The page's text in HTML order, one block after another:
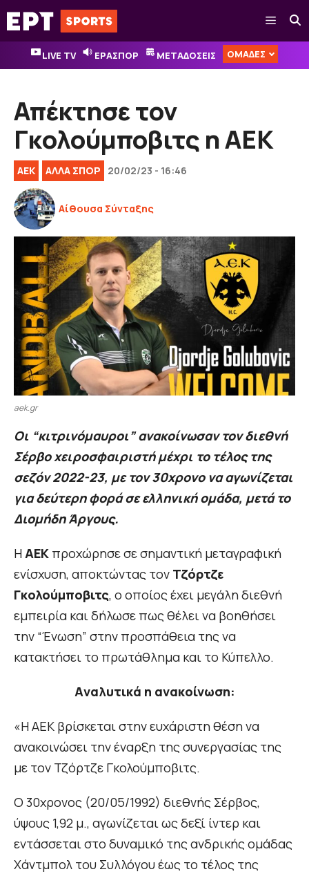
Μετάβαση
σε
περιεχόμενο
Μενού
LIVE TV ΕΡΑΣΠΟΡ ΜΕΤΑΔΟΣΕΙΣ ΟΜΑΔΕΣ
Απέκτησε τον
Γκολούμποβιτς η ΑΕΚ
ΑΕΚ ΑΛΛΑ ΣΠΟΡ 20/02/23 - 16:46
Αίθουσα Σύνταξης
aek.gr
Οι “κιτρινόμαυροι” ανακοίνωσαν τον διεθνή
Σέρβο χειροσφαιριστή μέχρι το τέλος της
σεζόν 2022-23, με τον 30χρονο να αγωνίζεται
για δεύτερη φορά σε ελληνική ομάδα, μετά το
Διομήδη Άργους.
ΗΑΕΚ προχώρησε σε σημαντική μεταγραφική
ενίσχυση, αποκτώντας τον Τζόρτζε
Γκολούμποβιτς, ο οποίος έχει μεγάλη διεθνή
εμπειρία και δήλωσε πως θέλει να βοηθήσει
την “Ένωση” στην προσπάθεια της να
κατακτήσει το πρωτάθλημα και το Κύπελλο.
Aναλυτικά η ανακοίνωση:
«Η ΑΕΚ βρίσκεται στην ευχάριστη θέση να
ανακοινώσει την έναρξη της συνεργασίας της
με τον Τζόρτζε Γκολούμποβιτς.
Ο 30χρονος (20/05/1992) διεθνής Σέρβος,
ύψους 1,92 μ., αγωνίζεται ως δεξί ίντερ και
εντάσσεται στο δυναμικό της ανδρικής ομάδας
Χάντμπολ του Συλλόγου έως το τέλος της